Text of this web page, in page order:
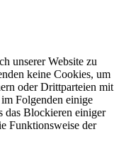
unserer Website zu
keine Cookies, um
oder Drittparteien mit
Folgenden einige
das Blockieren einiger
Funktionsweise der